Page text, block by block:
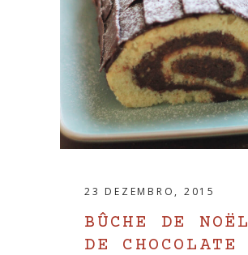
23 DEZEMBRO, 2015
BÛCHE DE NOËL
DE CHOCOLATE